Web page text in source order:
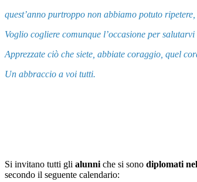
quest’anno purtroppo non abbiamo potuto
Voglio cogliere comunque l’occasione per
Apprezzate ciò che siete, abbiate coraggio, quel
Un abbraccio a voi tutti.
Si invitano tutti gli alunni che si sono diplomati
secondo il seguente calendario: